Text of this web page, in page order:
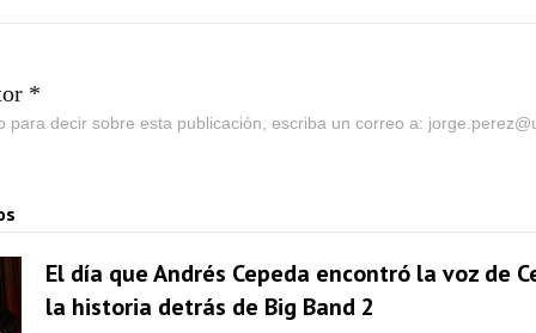
*
para decir sobre esta publicación, escriba un correo a:
El día que Andrés Cepeda encontró la voz de
la historia detrás de Big Band 2